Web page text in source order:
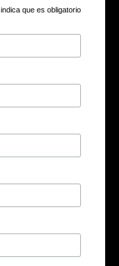
indica que es obligatorio